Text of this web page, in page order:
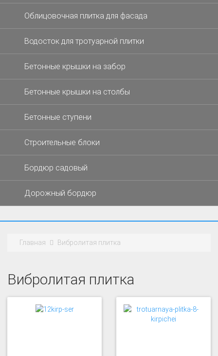
Облицовочная плитка для фасада
Водосток для тротуарной плитки
Бетонные крышки на забор
Бетонные крышки на столбы
Бетонные ступени
Строительные блоки
Бордюр садовый
Дорожный бордюр
Главная Вибролитая плитка
Вибролитая плитка